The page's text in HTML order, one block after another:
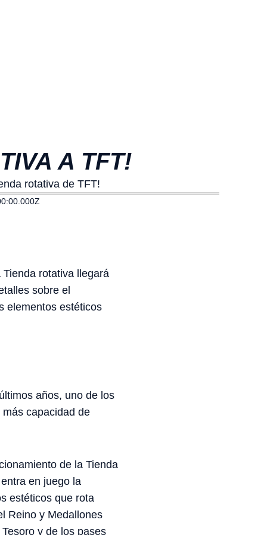
A TFT!
rotativa de TFT!
Tienda rotativa llegará
sobre el
elementos estéticos
años, uno de los
capacidad de
de la Tienda
en juego la
estéticos que rota
Reino y Medallones
y de los pases